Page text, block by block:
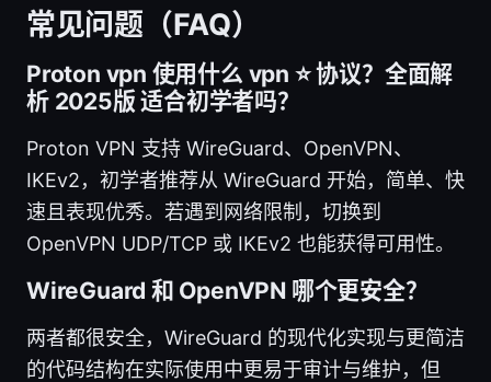
常见问题（FAQ）
Proton vpn 使用什么 vpn ⭐ 协议？全面解
析 2025版 适合初学者吗？
Proton VPN 支持 WireGuard、OpenVPN、
IKEv2，初学者推荐从 WireGuard 开始，简单、快
速且表现优秀。若遇到网络限制，切换到
OpenVPN UDP/TCP 或 IKEv2 也能获得可用性。
WireGuard 和 OpenVPN 哪个更安全？
两者都很安全，WireGuard 的现代化实现与更简洁
的代码结构在实际使用中更易于审计与维护，但